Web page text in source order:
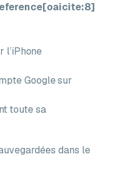
l’iPhone
Google sur
toute sa
dans le